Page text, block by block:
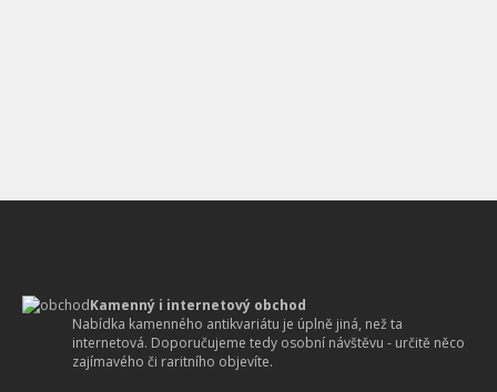
Kamenný i internetový obchod
Nabídka kamenného antikvariátu je úplně jiná, než ta
internetová. Doporučujeme tedy osobní návštěvu - určitě něco
zajímavého či raritního objevíte.